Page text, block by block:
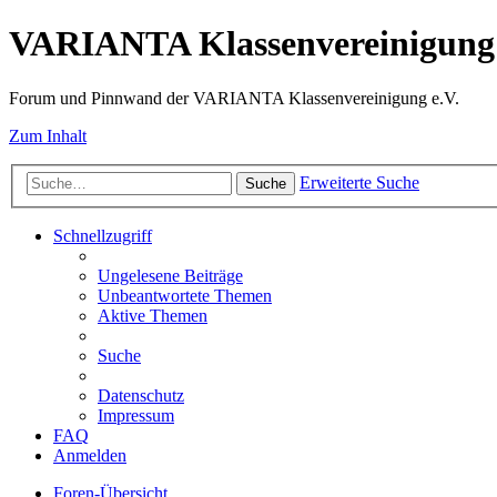
VARIANTA Klassenvereinigung
Forum und Pinnwand der VARIANTA Klassenvereinigung e.V.
Zum Inhalt
Suche Erweiterte Suche
Schnellzugriff
Ungelesene Beiträge
Unbeantwortete Themen
Aktive Themen
Suche
Datenschutz
Impressum
FAQ
Anmelden